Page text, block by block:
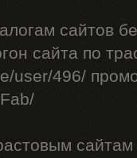
сайтов
сайта по
user/496/
сайтам